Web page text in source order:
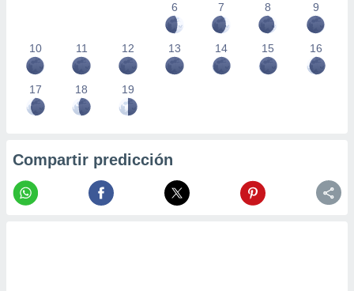
6
7 8 9
10 11 12 13 14 15 16
17 18 19
Compartir predicción